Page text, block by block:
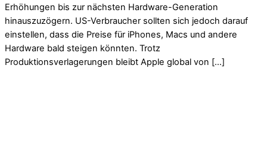
Erhöhungen bis zur nächsten Hardware-Generation
hinauszuzögern. US-Verbraucher sollten sich jedoch darauf
einstellen, dass die Preise für iPhones, Macs und andere
Hardware bald steigen könnten. Trotz
Produktionsverlagerungen bleibt Apple global von […]